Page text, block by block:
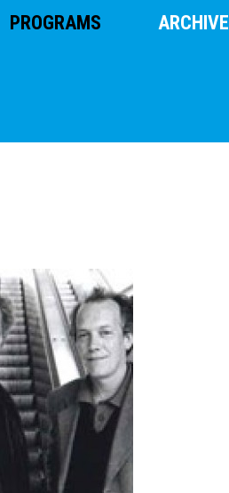
PROGRAMS ARCHIVE